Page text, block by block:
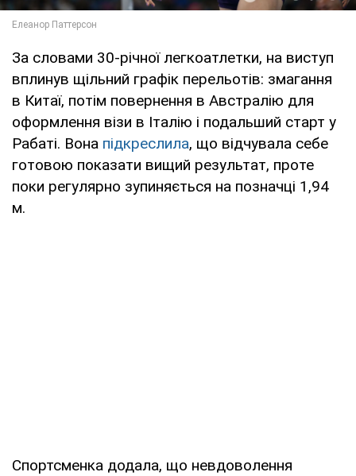
За словами 30-річної легкоатлетки, на виступ
вплинув щільний графік перельотів: змагання
в Китаї, потім повернення в Австралію для
оформлення візи в Італію і подальший старт у
Рабаті. Вона підкреслила, що відчувала себе
готовою показати вищий результат, проте
поки регулярно зупиняється на позначці 1,94
м.
Спортсменка додала, що невдоволення